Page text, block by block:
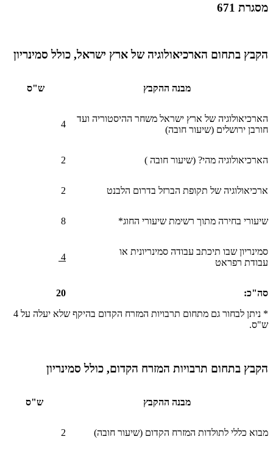
מסגרת 671
הקבץ בתחום הארכיאולוגיה של ארץ ישראל, כולל סמינריון
מבנה ההקבץ ש"ס
הארכיאולוגיה של ארץ ישראל משחר ההיסטוריה ועד
חורבן ירושלים (שיעור חובה)
4
הארכיאולוגיה מהי? (שיעור חובה (
2
ארכיאולוגיה של תקופת הברזל בדרום הלבנט 2
שיעורי בחירה מתוך רשימת שיעורי החוג* 8
סמינריון שבו תיכתב עבודה סמינריונית או
עבודת רפראט
4
סה"כ:
20
* ניתן לבחור גם מתחום תרבויות המזרח הקדום בהיקף שלא יעלה על 4
ש"ס.
הקבץ בתחום תרבויות המזרח הקדום, כולל סמינריון
מבנה ההקבץ ש"ס
מבוא כללי לתולדות המזרח הקדום (שיעור חובה) 2